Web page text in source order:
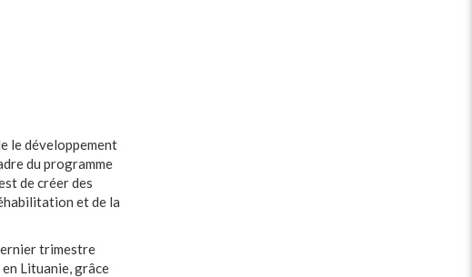
le développement
du programme
de créer des
et de la
trimestre
Lituanie, grâce